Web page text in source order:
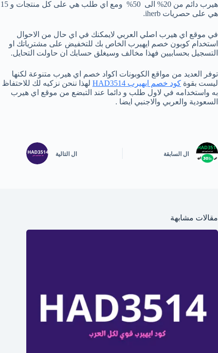
هيرب دائم من 20% الى 50% ومع اي طلب هي على كل منتجات و 15
هي على حصريات iherb.
في موقع اي هيرب اصلي العربي لايمكنك في اي حال من الاحوال
استخدام كوبون خصم ايهيرب الخاص بك للتخفيض على مشترياتك او
التسجيل بحسابيين فهذا مخالف وسيغلق حسابك ان حاولت التحايل.
توفر العديد من مواقع الكوبونات اكواد خصم اي هيرب متنوعة لكنها
ليست بقوة كود خصم ايهيرب HAD3514
لهذا ننحن نزكيه لك للاحتفاظ
به واستخدامه في لاول طلب و دائما عند التبضع من موقع اي هيرب
السعودية والعربي والاجنبي ايضا .
ال السابقة ال التالية
مقالات مشابهة